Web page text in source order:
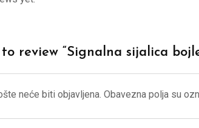
review “Signalna sijalica
neće biti objavljena. Obavezna polja su